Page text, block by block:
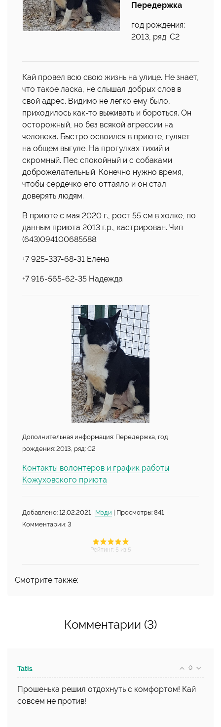
Передержка
год рождения:
2013, ряд: С2
Кай провел всю свою жизнь на улице. Не знает,
что такое ласка, не слышал добрых слов в
свой адрес. Видимо не легко ему было,
приходилось как-то выживать и бороться. Он
осторожный, но без всякой агрессии на
человека. Быстро освоился в приюте, гуляет
на общем выгуле. На прогулках тихий и
скромный. Пес спокойный и с собаками
доброжелательный. Конечно нужно время,
чтобы сердечко его оттаяло и он стал
доверять людям.
В приюте с мая 2020 г., рост 55 см в холке, по
данным приюта 2013 г.р., кастрирован. Чип
(643)094100685588.
+7 925-337-68-31 Елена
+7 916-565-62-35 Надежда
Дополнительная информация: Передержка, год
рождения: 2013, ряд: С2
Контакты волонтёров и график работы
Кожуховского приюта
Добавлено: 12.02.2021 | Мэди | Просмотры: 841 |
Комментарии: 3
Рейтинг: 5 из 5
Смотрите также:
Комментарии (3)
0
Tatis
Прошенька решил отдохнуть с комфортом! Кай
совсем не против!